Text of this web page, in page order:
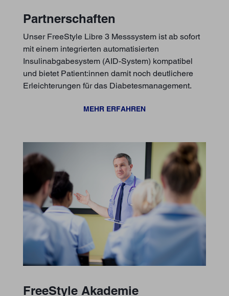
Partnerschaften
Unser FreeStyle Libre 3 Messsystem ist ab sofort
mit einem integrierten automatisierten
Insulinabgabesystem (AID-System) kompatibel
und bietet Patient:innen damit noch deutlichere
Erleichterungen für das Diabetesmanagement.
MEHR ERFAHREN
FreeStyle Akademie